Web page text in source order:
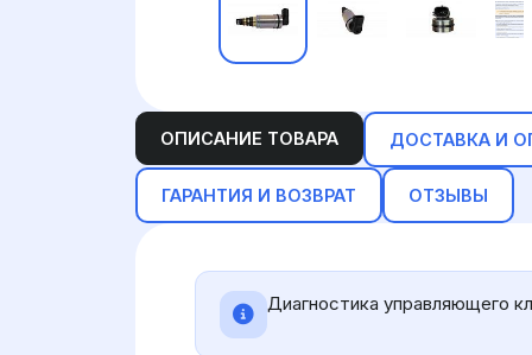
ОПИСАНИЕ ТОВАРА ДОСТАВКА И
ГАРАНТИЯ И ВОЗВРАТ ОТЗЫВЫ
Диагностика управляющего